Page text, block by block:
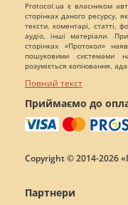
Protocol.ua є власником
сторінках даного ресурсу,
тексти, коментарі, статті,
аудіо, інші матеріали.
сторінках «Протокол»
пошуковими системами
розуміється копіювання,
Повний текст
Приймаємо до
Copyright © 2014-2026
Партнери